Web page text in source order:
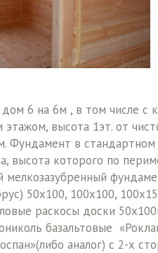
6 на 6м , в том числе с
высота 1эт. от
Фундамент в
высота которого по
мелкозазубренный
50х100, 100х100,
раскосы доски
базальтовые
аналог) с 2-х